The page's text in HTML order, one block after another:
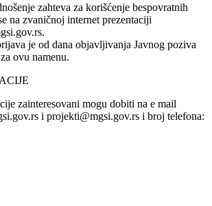
zahteva za korišćenje bespovratnih
na zvaničnoj internet prezentaciji
je od dana objavljivanja Javnog poziva
ovu namenu.
zainteresovani mogu dobiti na e mail
i projekti@mgsi.gov.rs i broj telefona: